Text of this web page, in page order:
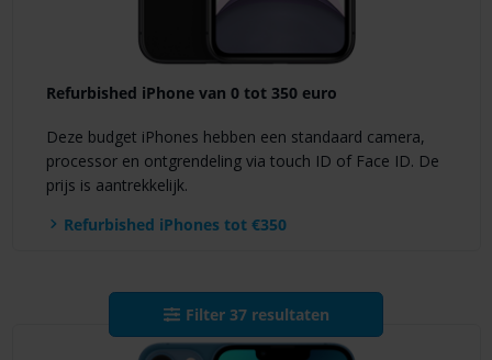
Filter 37resultaten
Refurbished iPhone van 0 tot 350 euro
Deze budget iPhones hebben een standaard camera,
processor en ontgrendeling via touch ID of Face ID. De
prijs is aantrekkelijk.
Refurbished iPhones tot €350